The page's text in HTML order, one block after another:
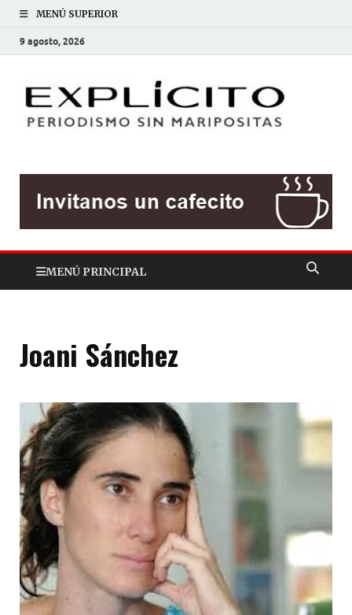
MENÚ SUPERIOR
9 agosto, 2026
MENÚ PRINCIPAL
Joani Sánchez